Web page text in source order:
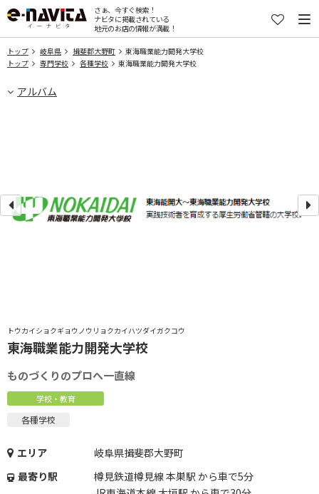
さぁ、今すぐ検索！
ナビタに掲載されている
地元のお店の情報が満載！
トップ 岐阜県 揖斐郡大野町
東海職業能力開発大学校
トップ
専門学校 各種学校 東海職業能力開発大学校
アルバム
トウカイショクギョウノウリョクカイハツダイガクコウ
東海職業能力開発大学校
ものづくりのプロへ一直線
学校・教育
各種学校
エリア
岐阜県揖斐郡大野町
最寄り駅
樽見鉄道樽見線 本巣駅 から車で5分